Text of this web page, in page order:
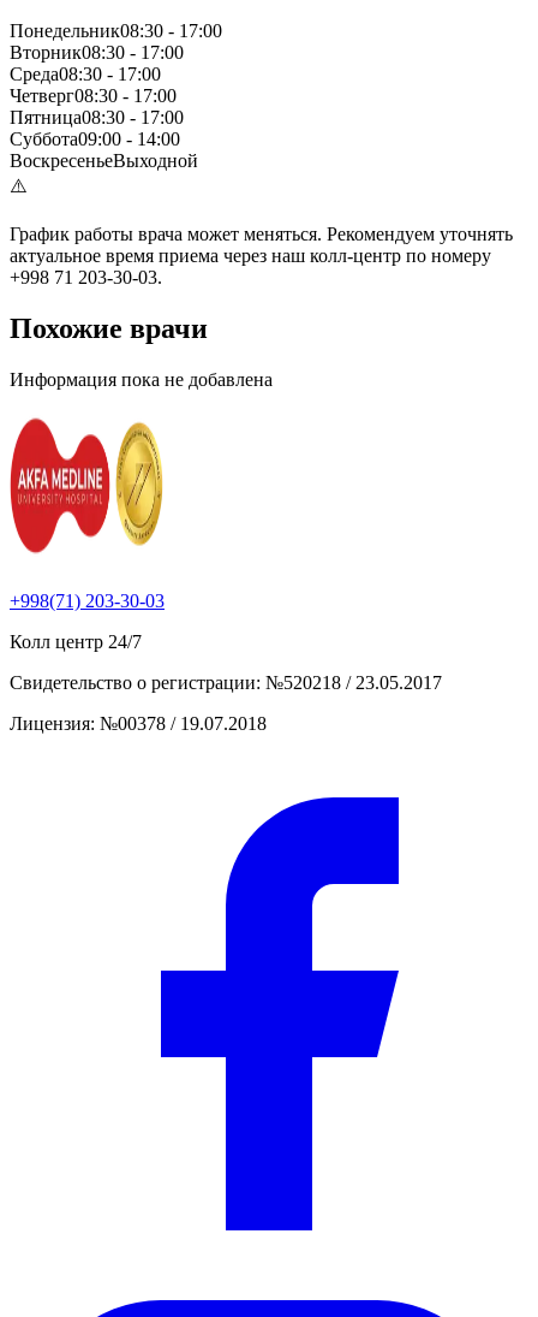
Понедельник08:30 - 17:00
Вторник08:30 - 17:00
Среда08:30 - 17:00
Четверг08:30 - 17:00
Пятница08:30 - 17:00
Суббота09:00 - 14:00
ВоскресеньеВыходной
⚠️
График работы врача может меняться. Рекомендуем уточнять
актуальное время приема через наш колл-центр по номеру
+998 71 203-30-03.
Похожие врачи
Информация пока не добавлена
+998(71) 203-30-03
Колл центр 24/7
Свидетельство о регистрации: №520218 / 23.05.2017
Лицензия: №00378 / 19.07.2018